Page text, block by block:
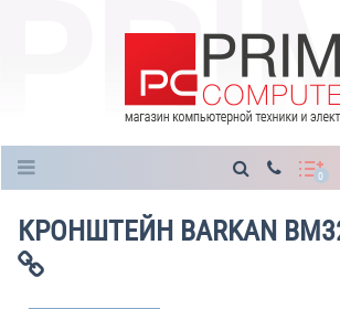
0
КРОНШТЕЙН BARKAN